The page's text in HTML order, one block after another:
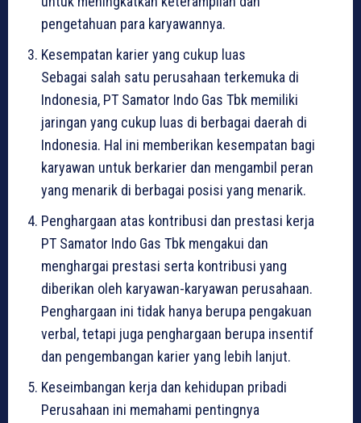
pengetahuan para karyawannya.
Kesempatan karier yang cukup luas
Sebagai salah satu perusahaan terkemuka di
Indonesia, PT Samator Indo Gas Tbk memiliki
jaringan yang cukup luas di berbagai daerah di
Indonesia. Hal ini memberikan kesempatan bagi
karyawan untuk berkarier dan mengambil peran
yang menarik di berbagai posisi yang menarik.
Penghargaan atas kontribusi dan prestasi kerja
PT Samator Indo Gas Tbk mengakui dan
menghargai prestasi serta kontribusi yang
diberikan oleh karyawan-karyawan perusahaan.
Penghargaan ini tidak hanya berupa pengakuan
verbal, tetapi juga penghargaan berupa insentif
dan pengembangan karier yang lebih lanjut.
Keseimbangan kerja dan kehidupan pribadi
Perusahaan ini memahami pentingnya